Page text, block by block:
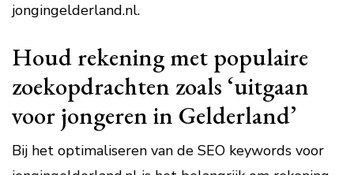
jongingelderland.nl.
Houd rekening met populaire
zoekopdrachten zoals ‘uitgaan
voor jongeren in Gelderland’
Bij het optimaliseren van de SEO keywords voor